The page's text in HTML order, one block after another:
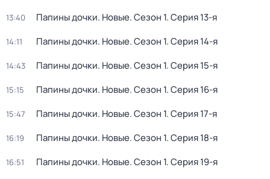
13:40 Папины дочки. Новые. Сезон 1. Серия 13-я
14:11 Папины дочки. Новые. Сезон 1. Серия 14-я
14:43 Папины дочки. Новые. Сезон 1. Серия 15-я
15:15 Папины дочки. Новые. Сезон 1. Серия 16-я
15:47 Папины дочки. Новые. Сезон 1. Серия 17-я
16:19 Папины дочки. Новые. Сезон 1. Серия 18-я
16:51 Папины дочки. Новые. Сезон 1. Серия 19-я